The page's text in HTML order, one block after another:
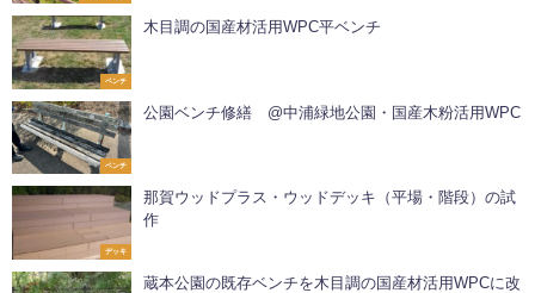
ベンチ
木目調の国産材活用WPC平ベンチ
ベンチ
公園ベンチ修繕 @中浦緑地公園・国産木粉活用WPC
デッキ
那賀ウッドプラス・ウッドデッキ（平場・階段）の試
作
蔵本公園の既存ベンチを木目調の国産材活用WPCに改